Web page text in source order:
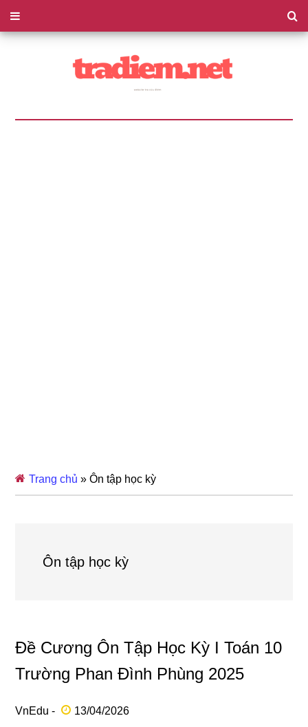
Trang chủ »Ôn tập học kỳ
Ôn tập học kỳ
Đề Cương Ôn Tập Học Kỳ I Toán 10
Trường Phan Đình Phùng 2025
VnEdu - 13/04/2026